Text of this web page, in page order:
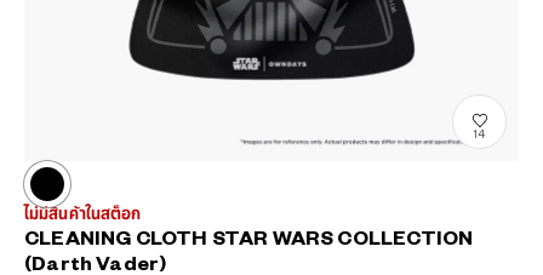
14
ไม่มีสินค้าในสต็อก
CLEANING CLOTH STAR WARS COLLECTION
(Darth Vader)